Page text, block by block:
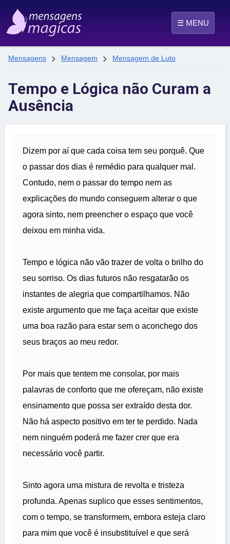
☰ MENU
Mensagens  Mensagem  Mensagem de Luto
Tempo e Lógica não Curam a
Ausência
Dizem por aí que cada coisa tem seu porquê. Que
o passar dos dias é remédio para qualquer mal.
Contudo, nem o passar do tempo nem as
explicações do mundo conseguem alterar o que
agora sinto, nem preencher o espaço que você
deixou em minha vida.
Tempo e lógica não vão trazer de volta o brilho do
seu sorriso. Os dias futuros não resgatarão os
instantes de alegria que compartilhamos. Não
existe argumento que me faça aceitar que existe
uma boa razão para estar sem o aconchego dos
seus braços ao meu redor.
Por mais que tentem me consolar, por mais
palavras de conforto que me ofereçam, não existe
ensinamento que possa ser extraído desta dor.
Não há aspecto positivo em ter te perdido. Nada
nem ninguém poderá me fazer crer que era
necessário você partir.
Sinto agora uma mistura de revolta e tristeza
profunda. Apenas suplico que esses sentimentos,
com o tempo, se transformem, embora esteja claro
para mim que você é insubstituível e que será